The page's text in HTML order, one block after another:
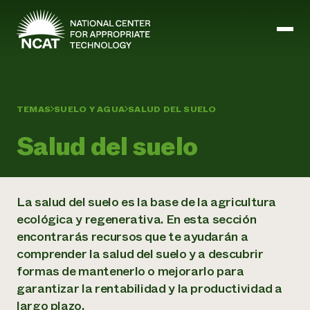
Ir al contenido principal
Historia
ATTRA
Liderazgo
Personal
Regiones
Consejo de Administración
Carreras profesionales
Abundante Ogallala
Pastoreo regenerativo
Tierra para el agua
Programa de transición a la asociación orgánica
Programa de mejora de la calidad de la lana
Gestión empresarial y de riesgos
Cultivos
Energía, herramientas y equipos agrícolas
Métodos agrícolas y ganaderos
Ganadería
Marketing
Agricultura y ganadería ecológicas
Formación "Armed to Farm
Calendario de actos
TEMAS SUELO Y AGUA SALUD DEL SUELO
Salud del suelo
La salud del suelo es la base de la agricultura
ecológica y regenerativa. En esta sección
encontrarás recursos que te ayudarán a
comprender la salud del suelo y a descubrir
formas de mantenerlo o mejorarlo para
garantizar la rentabilidad y la productividad a
largo plazo.